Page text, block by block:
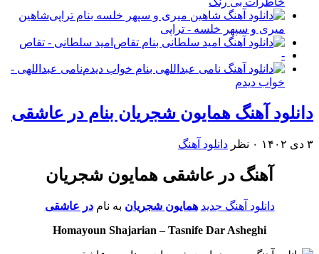
شاهین
میری و سپهر خلسه - تراپی
امید سلطانی - تقاص
-
نامی عبداللهی -
خواب دیدم
دانلود آهنگ همایون شجریان بنام در عاشقی
۳ دی ۱۴۰۲ ۰ نظر دانلود آهنگ
آهنگ در عاشقی همایون شجریان
دانلود آهنگ جدید همایون شجریان به نامدر عاشقی
Homayoun Shajarian – Tasnife Dar Asheghi